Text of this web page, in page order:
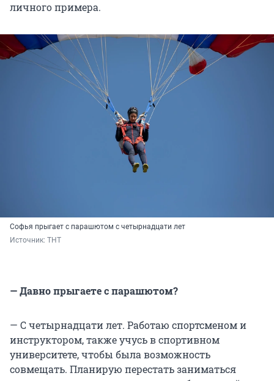
личного примера.
Софья прыгает с парашютом с четырнадцати лет
Источник: ТНТ
— Давно прыгаете с парашютом?
— С четырнадцати лет. Работаю спортсменом и
инструктором, также учусь в спортивном
университете, чтобы была возможность
совмещать. Планирую перестать заниматься